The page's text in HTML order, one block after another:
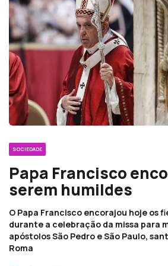
SOCIEDADE
Papa Francisco
serem humildes
O Papa Francisco encorajou hoje os
durante a celebração da missa para
apóstolos São Pedro e São Paulo,
Roma